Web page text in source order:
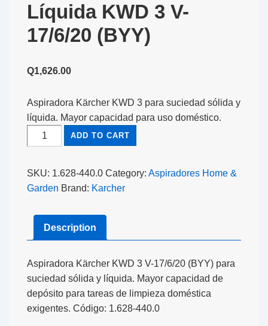
Líquida KWD 3 V-
17/6/20 (BYY)
Q1,626.00
Aspiradora Kärcher KWD 3 para suciedad sólida y
líquida. Mayor capacidad para uso doméstico.
ADD TO CART
SKU: 1.628-440.0 Category: Aspiradores Home &
Garden Brand: Karcher
Description
Aspiradora Kärcher KWD 3 V-17/6/20 (BYY) para
suciedad sólida y líquida. Mayor capacidad de
depósito para tareas de limpieza doméstica
exigentes. Código: 1.628-440.0